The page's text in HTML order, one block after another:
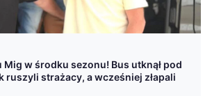
Mig w środku sezonu! Bus utknął pod
ruszyli strażacy, a wcześniej złapali